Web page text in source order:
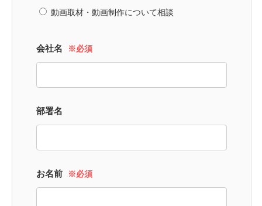
動画取材・動画制作について相談
会社名 ※必須
部署名
お名前 ※必須